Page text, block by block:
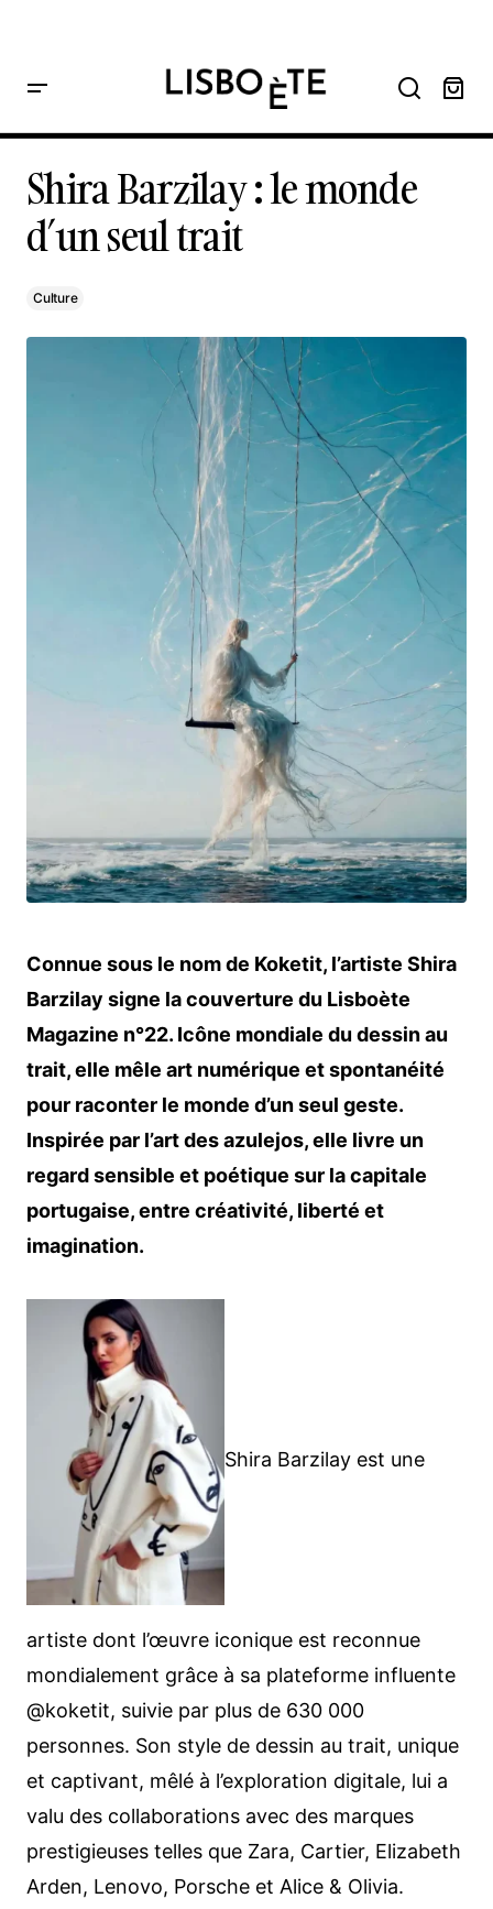
Home Shira Barzilay : le monde d’un seul trait
Shira Barzilay : le monde
d’un seul trait
Culture
Connue sous le nom de Koketit, l’artiste Shira
Barzilay signe la couverture du Lisboète
Magazine n°22. Icône mondiale du dessin au
trait, elle mêle art numérique et spontanéité
pour raconter le monde d’un seul geste.
Inspirée par l’art des azulejos, elle livre un
regard sensible et poétique sur la capitale
portugaise, entre créativité, liberté et
imagination.
Shira Barzilay est une
artiste dont l’œuvre iconique est reconnue
mondialement grâce à sa plateforme influente
@koketit, suivie par plus de 630 000
personnes. Son style de dessin au trait, unique
et captivant, mêlé à l’exploration digitale, lui a
valu des collaborations avec des marques
prestigieuses telles que Zara, Cartier, Elizabeth
Arden, Lenovo, Porsche et Alice & Olivia.